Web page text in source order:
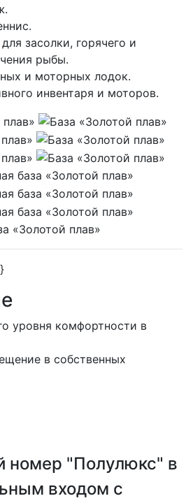
засолки, горячего и
рыбы.
и моторных лодок.
инвентаря и моторов.
уровня комфортности в
в собственных
номер "Полулюкс" в
входом с